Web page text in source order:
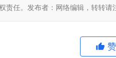
责任。发布者：网络编辑，转转请
赞